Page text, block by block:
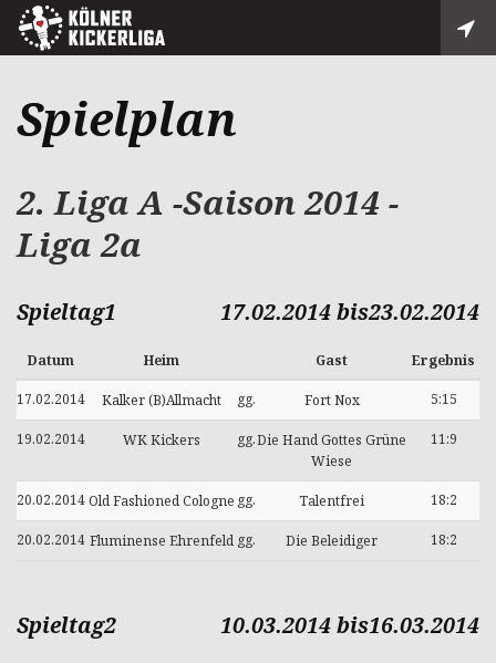
Spielplan
2. Liga A -Saison 2014 -
Liga 2a
Spieltag1 17.02.2014 bis23.02.2014
Datum Heim Gast Ergebnis
17.02.2014 Kalker (B)Allmacht gg. Fort Nox 5:15
19.02.2014 WK Kickers gg.Die Hand Gottes Grüne
Wiese
11:9
20.02.2014Old Fashioned Cologne gg. Talentfrei 18:2
20.02.2014 Fluminense Ehrenfeld gg. Die Beleidiger 18:2
Spieltag2 10.03.2014 bis16.03.2014